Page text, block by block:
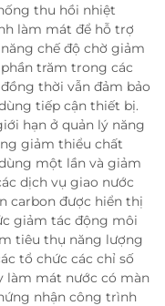
thu hồi nhiệt
làm mát để hỗ trợ
chế độ chờ giảm
trăm trong các
thời vẫn đảm bảo
tiếp cận thiết bị.
hạn ở quản lý năng
giảm thiểu chất
một lần và giảm
dịch vụ giao nước
carbon được hiển thị
giảm tác động môi
tiêu thụ năng lượng
tổ chức các chỉ số
làm mát nước có màn
nhận công trình